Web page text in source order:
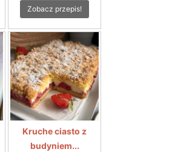
Zobacz przepis!
Kruche ciasto z
budyniem...